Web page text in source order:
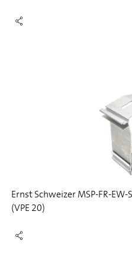
Ernst Schweizer MSP-FR-
(VPE 20)